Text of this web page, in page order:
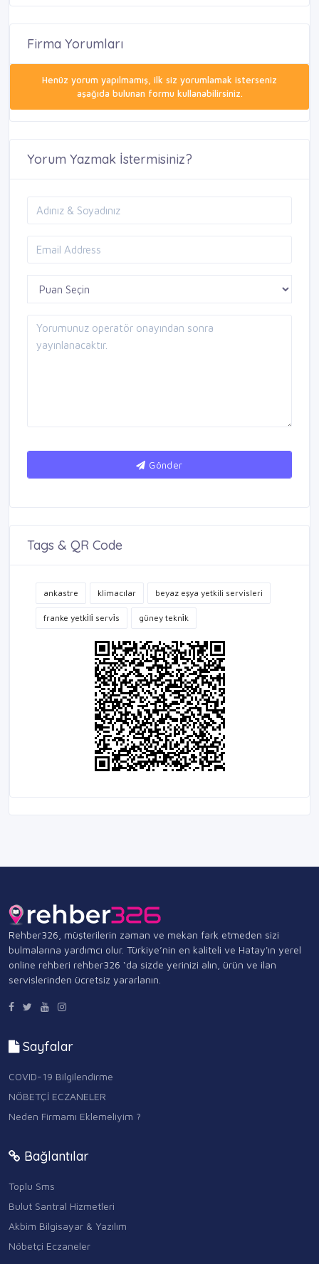
Firma Yorumları
Henüz yorum yapılmamış, ilk siz yorumlamak isterseniz
aşağıda bulunan formu kullanabilirsiniz.
Yorum Yazmak İstermisiniz?
Gönder
Tags & QR Code
ankastre klimacılar beyaz eşya yetkili servisleri
franke yetki̇li̇ servi̇s güney tekni̇k
Rehber326, müşterilerin zaman ve mekan fark etmeden sizi
bulmalarına yardımcı olur. Türkiye’nin en kaliteli ve Hatay'ın yerel
online rehberi rehber326 ‘da sizde yerinizi alın, ürün ve ilan
servislerinden ücretsiz yararlanın.
Sayfalar
COVID-19 Bilgilendirme
NÖBETÇİ ECZANELER
Neden Firmamı Eklemeliyim ?
Bağlantılar
Toplu Sms
Bulut Santral Hizmetleri
Akbim Bilgisayar & Yazılım
Nöbetçi Eczaneler